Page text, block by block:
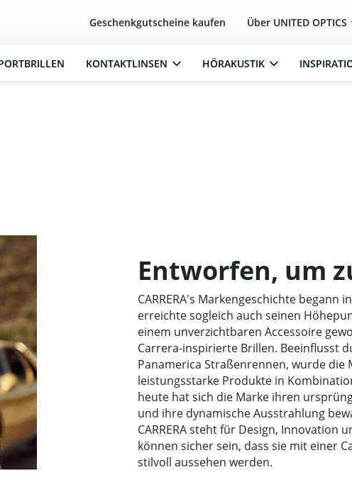
Geschenkgutscheine kaufen Über UNITED OPTICS
KONTAKTLINSEN HÖRAKUSTIK
Entworfen, um
CARRERA's Markengeschichte begann
erreichte sogleich auch seinen
einem unverzichtbaren Accessoire
Carrera-inspirierte Brillen. Beeinflusst
Panamerica Straßenrennen, wurde die
leistungsstarke Produkte in
heute hat sich die Marke ihren
und ihre dynamische Ausstrahlung
CARRERA steht für Design, Innovation
können sicher sein, dass sie mit einer
stilvoll aussehen werden.